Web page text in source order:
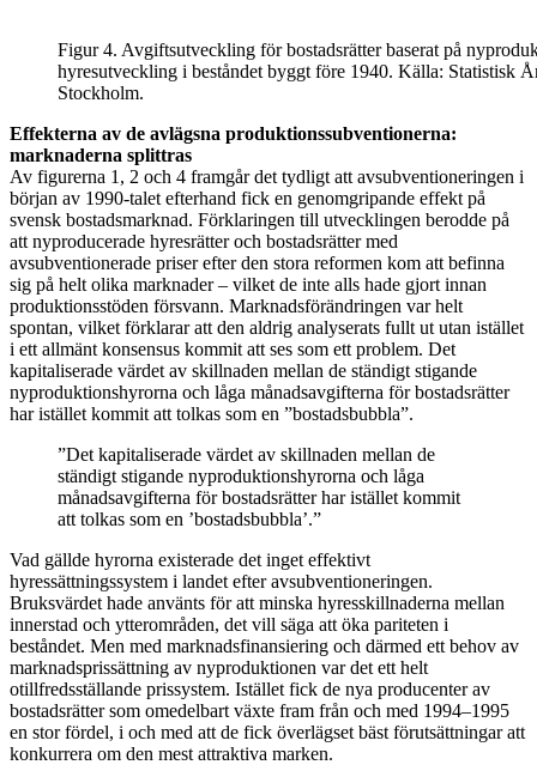
Figur 4. Avgiftsutveckling för bostadsrätter baserat på
hyresutveckling i beståndet byggt före 1940. Källa: Statistisk
Stockholm.
Effekterna av de avlägsna produktionssubventionerna:
marknaderna splittras
Av figurerna 1, 2 och 4 framgår det tydligt att avsubventioneringen i
början av 1990-talet efterhand fick en genomgripande effekt på
svensk bostadsmarknad. Förklaringen till utvecklingen berodde på
att nyproducerade hyresrätter och bostadsrätter med
avsubventionerade priser efter den stora reformen kom att befinna
sig på helt olika marknader – vilket de inte alls hade gjort innan
produktionsstöden försvann. Marknadsförändringen var helt
spontan, vilket förklarar att den aldrig analyserats fullt ut utan istället
i ett allmänt konsensus kommit att ses som ett problem. Det
kapitaliserade värdet av skillnaden mellan de ständigt stigande
nyproduktionshyrorna och låga månadsavgifterna för bostadsrätter
har istället kommit att tolkas som en ”bostadsbubbla”.
”Det kapitaliserade värdet av skillnaden mellan de
ständigt stigande nyproduktionshyrorna och låga
månadsavgifterna för bostadsrätter har istället kommit
att tolkas som en ’bostadsbubbla’.”
Vad gällde hyrorna existerade det inget effektivt
hyressättningssystem i landet efter avsubventioneringen.
Bruksvärdet hade använts för att minska hyresskillnaderna mellan
innerstad och ytterområden, det vill säga att öka pariteten i
beståndet. Men med marknadsfinansiering och därmed ett behov av
marknadsprissättning av nyproduktionen var det ett helt
otillfredsställande prissystem. Istället fick de nya producenter av
bostadsrätter som omedelbart växte fram från och med 1994–1995
en stor fördel, i och med att de fick överlägset bäst förutsättningar att
konkurrera om den mest attraktiva marken.